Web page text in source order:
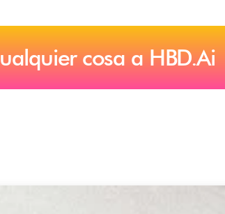
cosa a HBD.Ai